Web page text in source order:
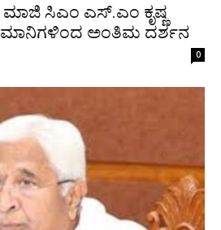
ಸಿಎಂ ಎಸ್.ಎಂ ಕೃಷ್ಣ
ಅಂತಿಮ ದರ್ಶನ
0